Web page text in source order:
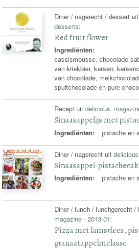
Diner / nagerecht / dessert uit
desserts:
Red fruit flower
Ingrediënten:
cassismousse, chocolade
van kriekbier, kersen,
van chocolade,
spuitchocolade en pure
Recept uitdelicious.
Sinaasappelijs met
Ingrediënten: pistache en
Diner / nagerecht uit
Sinaasappel-
Ingrediënten: pistache en
Diner / lunch / lunchgerecht
magazine - 2013-01:
Pizza met lamsvlees,
granaatappelmelasse